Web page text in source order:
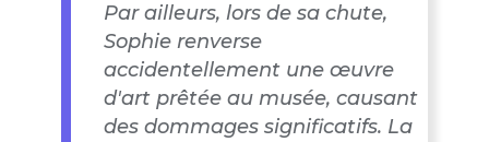
Par ailleurs, lors de sa chute,
Sophie renverse
accidentellement une œuvre
d'art prêtée au musée, causant
des dommages significatifs. La